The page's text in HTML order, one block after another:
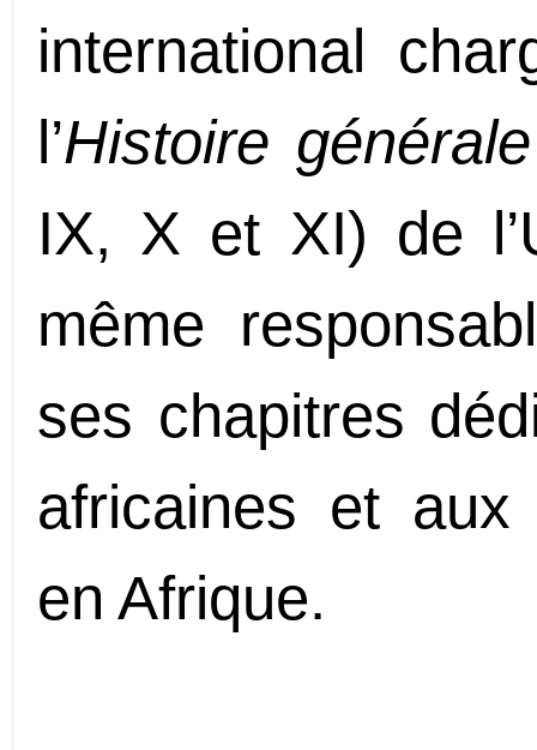
international
l’Histoire
IX, X et XI) de
même
ses chapitres
africaines et aux
en Afrique.